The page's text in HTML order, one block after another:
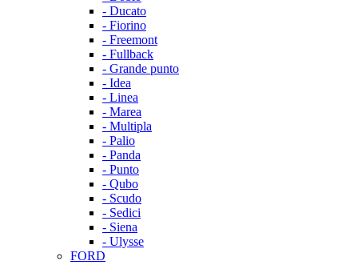
- Ducato
- Fiorino
- Freemont
- Fullback
- Grande punto
- Idea
- Linea
- Marea
- Multipla
- Palio
- Panda
- Punto
- Qubo
- Scudo
- Sedici
- Siena
- Ulysse
FORD